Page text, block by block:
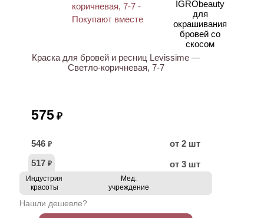
Краска для бровей и ресниц Levissime —
Светло-коричневая, 7-7
575 ₽
546 ₽
от 2 шт
517 ₽ от 3 шт
Индустрия
красоты
Мед.
учреждение
Нашли дешевле?